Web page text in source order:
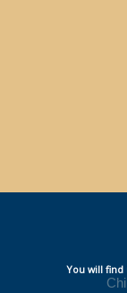
You will find